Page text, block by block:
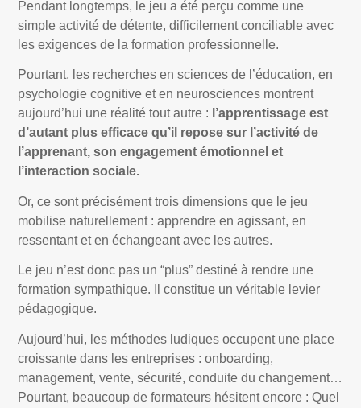
Pendant longtemps, le jeu a été perçu comme une
simple activité de détente, difficilement conciliable avec
les exigences de la formation professionnelle.
Pourtant, les recherches en sciences de l’éducation, en
psychologie cognitive et en neurosciences montrent
aujourd’hui une réalité tout autre : l’apprentissage est
d’autant plus efficace qu’il repose sur l’activité de
l’apprenant, son engagement émotionnel et
l’interaction sociale.
Or, ce sont précisément trois dimensions que le jeu
mobilise naturellement : apprendre en agissant, en
ressentant et en échangeant avec les autres.
Le jeu n’est donc pas un “plus” destiné à rendre une
formation sympathique. Il constitue un véritable levier
pédagogique.
Aujourd’hui, les méthodes ludiques occupent une place
croissante dans les entreprises : onboarding,
management, vente, sécurité, conduite du changement…
Pourtant, beaucoup de formateurs hésitent encore : Quel